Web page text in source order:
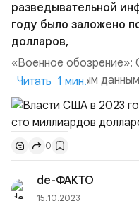
разведывательной
году было заложено
долларов,
«Военное обозрение»:
опубликованным
и Пентагона, на сбор
2023 финансовом
миллиардов долларов,
долларов больше, чем
американский
долларов на
Читать 1 мин.
0
de-ФАКТО
15.10.2023